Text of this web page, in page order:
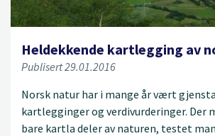
Heldekkende kartlegging av
Publisert 29.01.2016
Norsk natur har i mange år vært
kartlegginger og verdivurderinger. Der
bare kartla deler av naturen, testet